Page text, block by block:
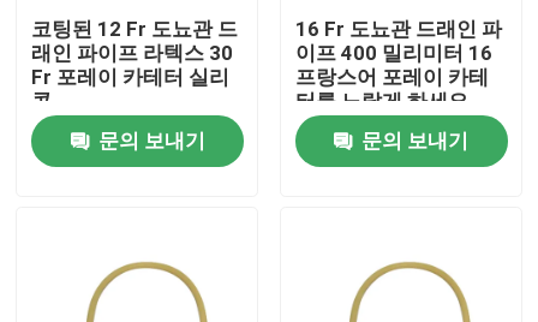
홈
회사 소개
코팅된 12 Fr 도뇨관 드
래인 파이프 라텍스 30
Fr 포레이 카테터 실리
콘
문의 보내기
16 Fr 도뇨관 드래인 파
이프 400 밀리미터 16
프랑스어 포레이 카테
터를 노랗게 하세요
문의 보내기